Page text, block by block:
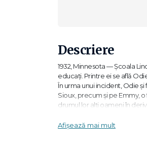
Descriere
1932, Minnesota — Școala
educați. Printre ei se află
În urma unui incident, Odie și
Sioux, precum și pe Emmy,
drumul lor alți oameni în
„Amplu, profund și nespus
Afișează mai mult